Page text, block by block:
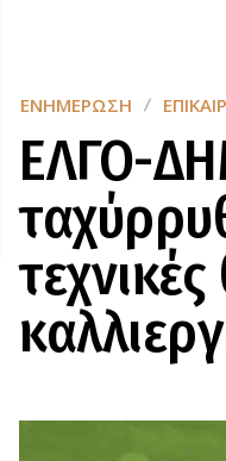
ΕΝΗΜΈΡΩΣΗ
ΕΛΓΟ-